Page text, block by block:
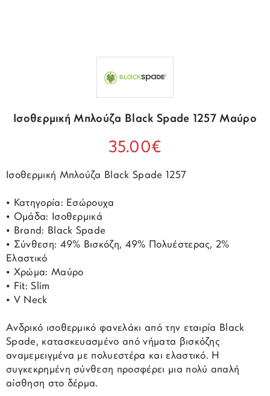
Ισοθερμική Μπλούζα Black Spade 1257 Μαύρο
35.00€
Ισοθερμική Μπλούζα Black Spade 1257
• Κατηγορία: Εσώρουχα
• Ομάδα: Ισοθερμικά
• Brand: Black Spade
• Σύνθεση: 49% Βισκόζη, 49% Πολυέστερας, 2%
Ελαστικό
• Χρώμα: Μαύρο
• Fit: Slim
• V Neck
Ανδρικό ισοθερμικό φανελάκι από την εταιρία Black
Spade, κατασκευασμένο από νήματα βισκόζης
αναμεμειγμένα με πολυεστέρα και ελαστικό. Η
συγκεκρημένη σύνθεση προσφέρει μια πολύ απαλή
αίσθηση στο δέρμα.